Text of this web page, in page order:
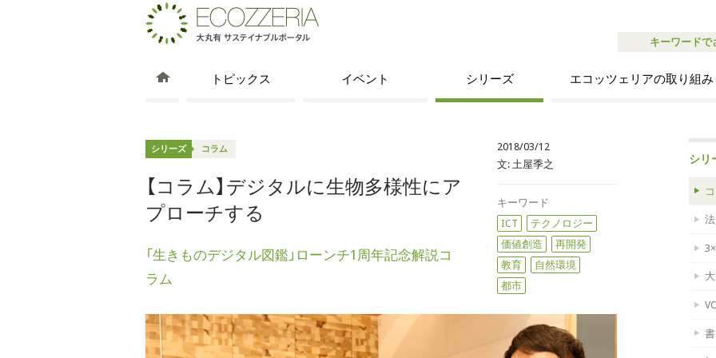
キーワードで
トピックス イベント シリーズ エコッツェリアの取り組み
シリーズ コラム
【コラム】デジタルに生物多様性にア
プローチする
「生きものデジタル図鑑」ローンチ1周年記念解説コ
ラム
2018/03/12
文: 土屋季之
キーワード
ICT
テクノロジー
価値創造
再開発
教育
自然環境
都市
シリ